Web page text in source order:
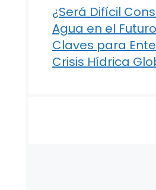
¿Será Difícil
Agua en el
Claves para
Crisis Hídrica